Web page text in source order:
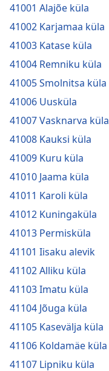
41001 Alajõe küla
41002 Karjamaa küla
41003 Katase küla
41004 Remniku küla
41005 Smolnitsa küla
41006 Uusküla
41007 Vasknarva küla
41008 Kauksi küla
41009 Kuru küla
41010 Jaama küla
41011 Karoli küla
41012 Kuningaküla
41013 Permisküla
41101 Iisaku alevik
41102 Alliku küla
41103 Imatu küla
41104 Jõuga küla
41105 Kasevälja küla
41106 Koldamäe küla
41107 Lipniku küla